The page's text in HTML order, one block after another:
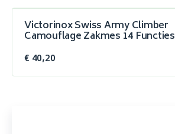
Victorinox Swiss Army Climber
Camouflage Zakmes 14 Functies
€ 40,20